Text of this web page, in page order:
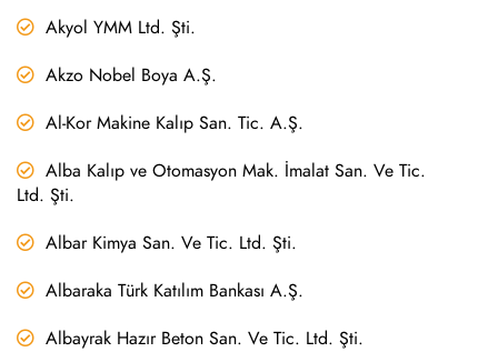
Akyol YMM Ltd. Şti.
Akzo Nobel Boya A.Ş.
Al-Kor Makine Kalıp San. Tic. A.Ş.
Alba Kalıp ve Otomasyon Mak. İmalat San. Ve Tic.
Ltd. Şti.
Albar Kimya San. Ve Tic. Ltd. Şti.
Albaraka Türk Katılım Bankası A.Ş.
Albayrak Hazır Beton San. Ve Tic. Ltd. Şti.